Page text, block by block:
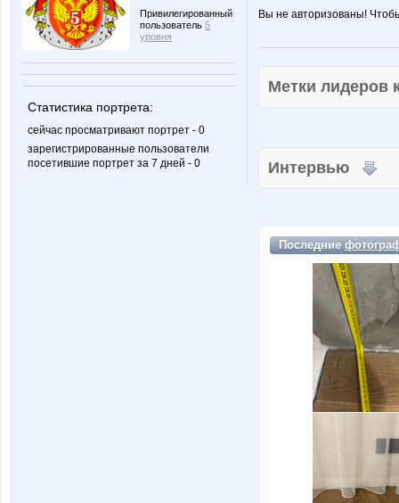
Привилегированный
пользователь 5
уровня
Статистика портрета:
сейчас просматривают портрет - 0
зарегистрированные пользователи
посетившие портрет за 7 дней - 0
Вы не авторизованы!
Метки
Интервью
Последние